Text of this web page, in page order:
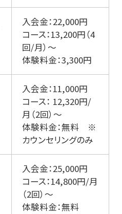
入会金：22,000円
コース：13,200円（4
回/月）～
体験料金：3,300円
入会金：11,000円
コース： 12,320円/
月（2回）～
体験料金：無料 ※
カウンセリングのみ
入会金：25,000円
コース：14,800円/月
（2回）～
体験料金：無料